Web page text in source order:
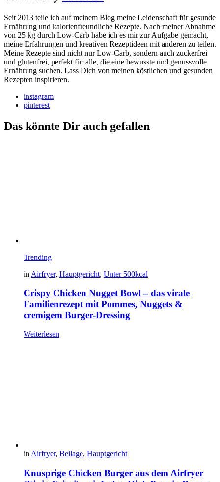
Seit 2013 teile ich auf meinem Blog meine Leidenschaft für gesunde
Ernährung und kalorienfreundliche Rezepte. Nach meiner Abnahme
von 25 kg durch Low-Carb habe ich es mir zur Aufgabe gemacht,
meine Erfahrungen und kreativen Rezeptideen mit anderen zu teilen.
Meine Rezepte sind nicht nur Low-Carb, sondern auch zuckerfrei
und glutenfrei, perfekt für alle, die eine bewusste und genussvolle
Ernährung suchen. Lass Dich von meinen köstlichen und gesunden
Rezepten inspirieren.
instagram
pinterest
Das könnte Dir auch gefallen
Trending
inAirfryer, Hauptgericht, Unter 500kcal
Crispy Chicken Nugget Bowl – das virale
Familienrezept mit Pommes, Nuggets &
cremigem Burger-Dressing
Weiterlesen
in Airfryer, Beilage, Hauptgericht
Knusprige Chicken Burger aus dem Airfryer